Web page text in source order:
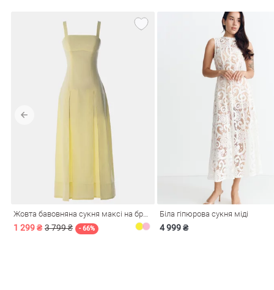
1 299 ₴ 3 799 ₴ - 66%
Біла гіпюрова сукня міді
4 999 ₴